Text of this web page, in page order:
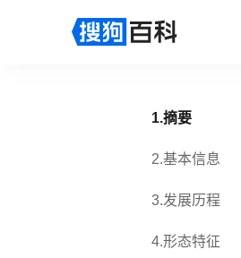
1.摘要
2.基本信息
3.发展历程
4.形态特征